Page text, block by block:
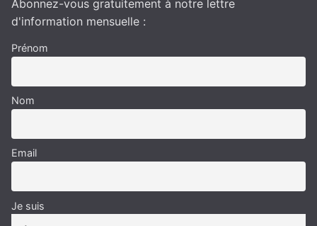
Abonnez-vous gratuitement à notre lettre
d'information mensuelle :
Prénom
Nom
Email
Je suis